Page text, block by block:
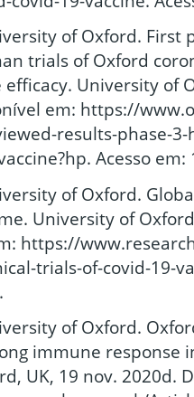
of Oxford.
trials of Oxford
University of
em: https://
results-phase-
Acesso em:
of Oxford.
University of
https://
trials-of-covid-19-
of Oxford.
immune response
UK, 19 nov. 2020d.